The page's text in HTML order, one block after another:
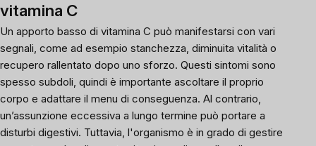
vitamina C
Un apporto basso di vitamina C può manifestarsi con vari
segnali, come ad esempio stanchezza, diminuita vitalità o
recupero rallentato dopo uno sforzo. Questi sintomi sono
spesso subdoli, quindi è importante ascoltare il proprio
corpo e adattare il menu di conseguenza. Al contrario,
un’assunzione eccessiva a lungo termine può portare a
disturbi digestivi. Tuttavia, l'organismo è in grado di gestire